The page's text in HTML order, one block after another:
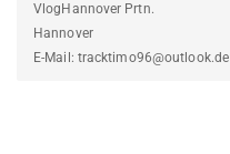
VlogHannover Prtn.
Hannover
E-Mail: tracktimo96@outlook.de